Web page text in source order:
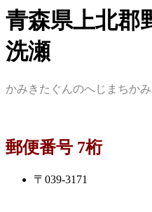
青森県上北郡
洗瀬
かみきたぐんのへじまちか
郵便番号 7桁
〒039-3171